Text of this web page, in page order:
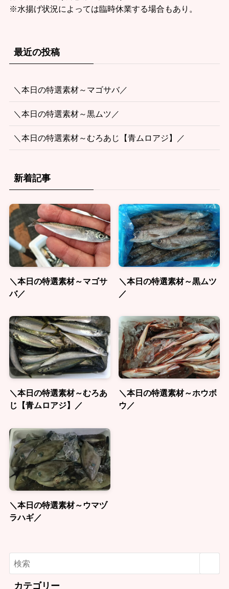
営業時間:8時～17時
休業日:休市日(不定期の水曜日)
最近の投稿
＼本日の特選素材～マゴサバ／
＼本日の特選素材～黒ムツ／
新着記事
＼本日の特選素材～マゴサ
バ／
＼本日の特選素材～黒ムツ
／
＼本日の特選素材～むろあ
じ【青ムロアジ】／
＼本日の特選素材～ウマヅ
ラハギ／